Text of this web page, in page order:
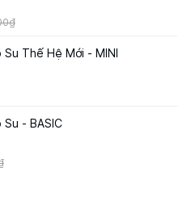
Thế Hệ Mới - MINI
- BASIC